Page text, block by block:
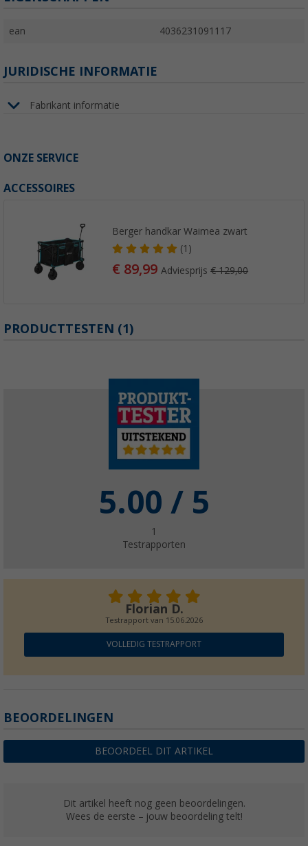
ean 4036231091117
JURIDISCHE INFORMATIE
Fabrikant informatie
ONZE SERVICE
ACCESSOIRES
Berger handkar Waimea zwart
(1)
€ 89,99Adviesprijs€ 129,00
PRODUCTTESTEN (1)
5.00 / 5
1
Testrapporten
Florian D.
Testrapport van 15.06.2026
VOLLEDIG TESTRAPPORT
BEOORDELINGEN
BEOORDEEL DIT ARTIKEL
Dit artikel heeft nog geen beoordelingen.
Wees de eerste – jouw beoordeling telt!